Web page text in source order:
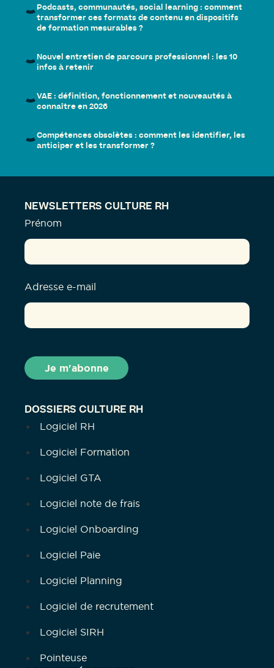
Podcasts, communautés, social learning : comment
transformer ces formats de contenu en dispositifs
de formation mesurables ?
Nouvel entretien de parcours professionnel : les 10
infos à retenir
VAE : définition, fonctionnement et nouveautés à
connaître en 2026
Compétences obsolètes : comment les identifier, les
anticiper et les transformer ?
DOSSIERS CULTURE RH
Logiciel RH
Logiciel Formation
Logiciel GTA
Logiciel note de frais
Logiciel Onboarding
Logiciel Paie
Logiciel Planning
Logiciel de recrutement
Logiciel SIRH
Pointeuse
NEWSLETTERS CULTURE RH
Prénom
Adresse e-mail